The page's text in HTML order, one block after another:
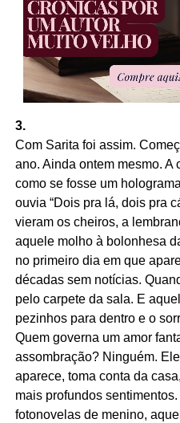
3.
Com Sarita foi assim.
ano. Ainda ontem mesmo. A
como se fosse um
ouvia “Dois pra lá, dois pra
vieram os cheiros, a
aquele molho à bolonhesa
no primeiro dia em que
décadas sem notícias.
pelo carpete da sala. E
pezinhos para dentro e o
Quem governa um amor
assombração? Ninguém.
aparece, toma conta da
mais profundos
fotonovelas de menino,